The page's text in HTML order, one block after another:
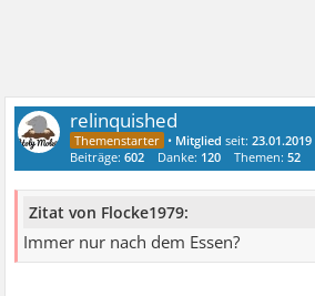
relinquished
• Mitglied seit:23.01.2019
Beiträge:602 Danke: 120 Themen:52
Zitat von Flocke1979:
Immer nur nach dem Essen?